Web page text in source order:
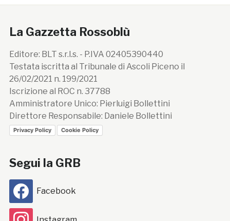
La Gazzetta Rossoblù
Editore: BLT s.r.l.s. - P.IVA 02405390440
Testata iscritta al Tribunale di Ascoli Piceno il
26/02/2021 n. 199/2021
Iscrizione al ROC n. 37788
Amministratore Unico: Pierluigi Bollettini
Direttore Responsabile: Daniele Bollettini
Privacy Policy Cookie Policy
Segui la GRB
Facebook